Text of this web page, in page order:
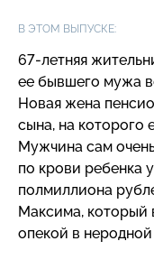
В ЭТОМ ВЫПУСКЕ:
67-летняя
ее бывшего мужа
Новая жена
сына, на которого
Мужчина сам
по крови ребенка
полмиллиона
Максима, который
опекой в неродной